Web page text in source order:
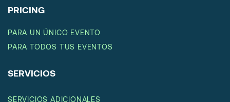
PRICING
PARA UN ÚNICO EVENTO
PARA TODOS TUS EVENTOS
SERVICIOS
SERVICIOS ADICIONALES